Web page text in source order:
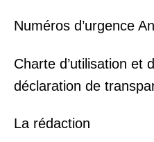
Numéros d’urgence
Charte d’utilisation et
déclaration de
La rédaction